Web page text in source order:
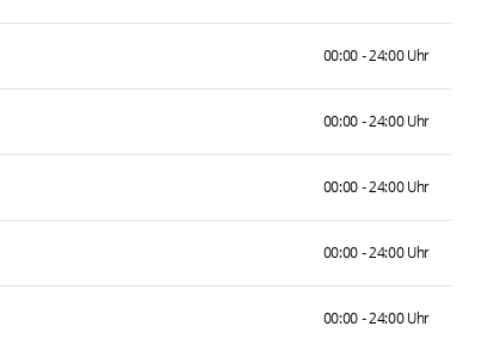
00:00 - 24:00 Uhr
00:00 - 24:00 Uhr
00:00 - 24:00 Uhr
00:00 - 24:00 Uhr
00:00 - 24:00 Uhr